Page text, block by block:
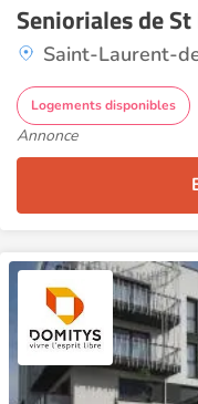
Senioriales de
Saint-Laurent-
Logements disponibles
Annonce